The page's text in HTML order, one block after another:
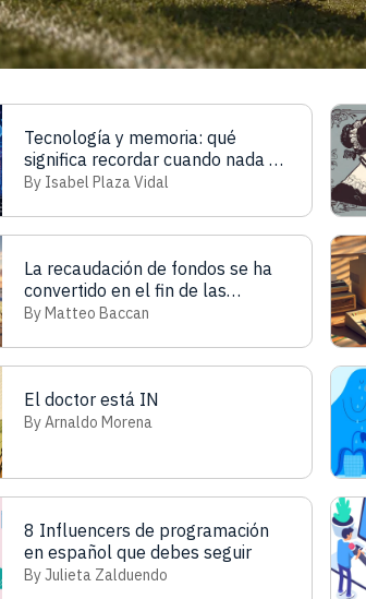
Tecnología y memoria: qué
significa recordar cuando nada se
olvida
By Isabel Plaza Vidal
La recaudación de fondos se ha
convertido en el fin de las
startups, no en el medio para
By Matteo Baccan
El doctor está IN
By Arnaldo Morena
8 Influencers de programación
en español que debes seguir
By Julieta Zalduendo